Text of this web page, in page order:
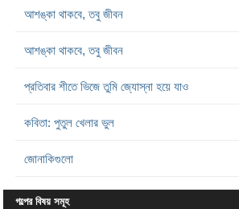
আশঙ্কা থাকবে, তবু জীবন
আশঙ্কা থাকবে, তবু জীবন
প্রতিবার শীতে ভিজে তুমি জ্যোস্না হয়ে যাও
কবিতা: পুতুল খেলার ভুল
জোনাকিগুলো
গল্পের বিষয় সমূহ